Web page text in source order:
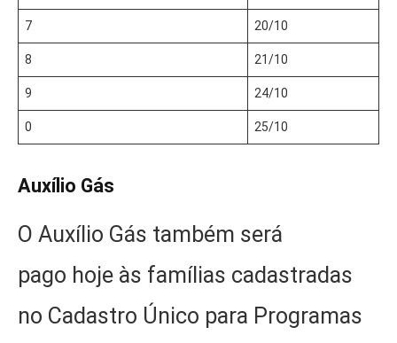
7 20/10
8 21/10
9 24/10
0 25/10
Auxílio Gás
O Auxílio Gás também será
pago hoje às famílias cadastradas
no Cadastro Único para Programas